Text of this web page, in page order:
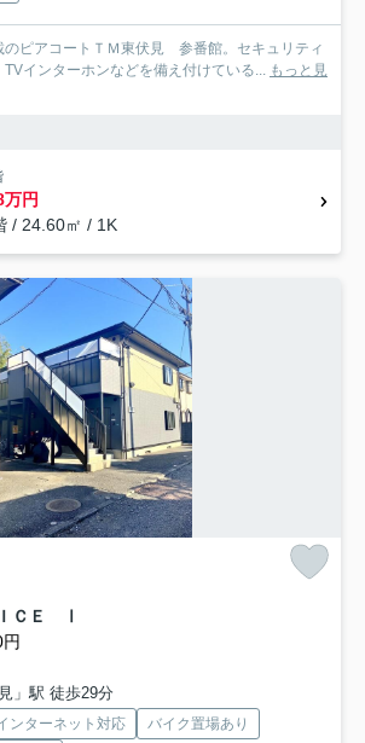
のピアコートＴＭ東伏見 参番館。セキュリティ
インターホンなどを備え付けている... もっと見
万円
/ 24.60㎡ / 1K
ＣＥ Ⅰ
」駅 徒歩29分
ンターネット対応
バイク置場あり